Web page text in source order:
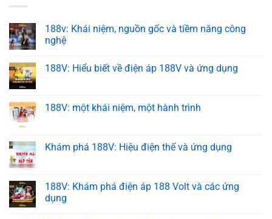
188v: Khái niệm, nguồn gốc và tiềm năng công
nghệ
188V: Hiểu biết về điện áp 188V và ứng dụng
188V: một khái niệm, một hành trình
Khám phá 188V: Hiệu điện thế và ứng dụng
188V: Khám phá điện áp 188 Volt và các ứng
dụng